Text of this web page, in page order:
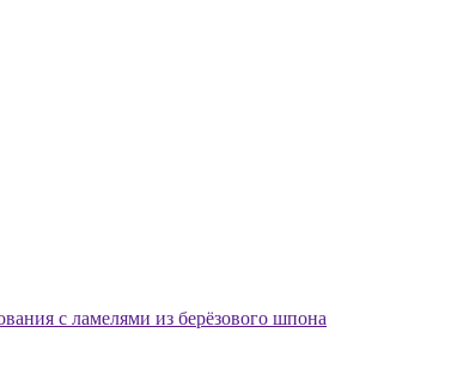
с ламелями из берёзового шпона